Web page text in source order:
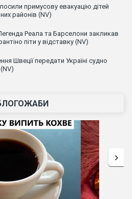
примусову евакуацію дітей
районів (NV)
Реала та Барселони закликав
піти у відставку (NV)
Швеції передати Україні судно